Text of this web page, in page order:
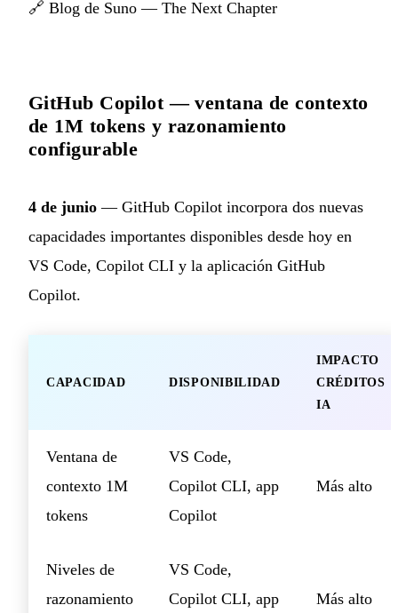
🔗 Blog de Suno — The Next Chapter
GitHub Copilot — ventana de contexto
de 1M tokens y razonamiento
configurable
4 de junio — GitHub Copilot incorpora dos nuevas
capacidades importantes disponibles desde hoy en
VS Code, Copilot CLI y la aplicación GitHub
Copilot.
CAPACIDAD DISPONIBILIDAD
IMPACTO
CRÉDITOS
IA
Ventana de
contexto 1M
tokens
VS Code,
Copilot CLI, app
Copilot
Más alto
Niveles de
razonamiento
VS Code,
Copilot CLI, app
Más alto